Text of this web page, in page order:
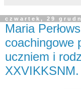
czwartek, 29
Maria
coachingowe
uczniem i
XXVIKKSNM.